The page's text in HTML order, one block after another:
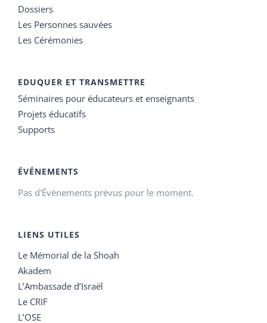
Dossiers
Les Personnes sauvées
Les Cérémonies
EDUQUER ET TRANSMETTRE
Séminaires pour éducateurs et enseignants
Projets éducatifs
Supports
ÉVÉNEMENTS
Pas d'Évènements prévus pour le moment.
LIENS UTILES
Le Mémorial de la Shoah
Akadem
L’Ambassade d’Israël
Le CRIF
L’OSE